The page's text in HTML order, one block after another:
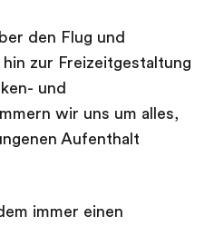
den Flug und
zur Freizeitgestaltung
und
wir uns um alles,
Aufenthalt
immer einen